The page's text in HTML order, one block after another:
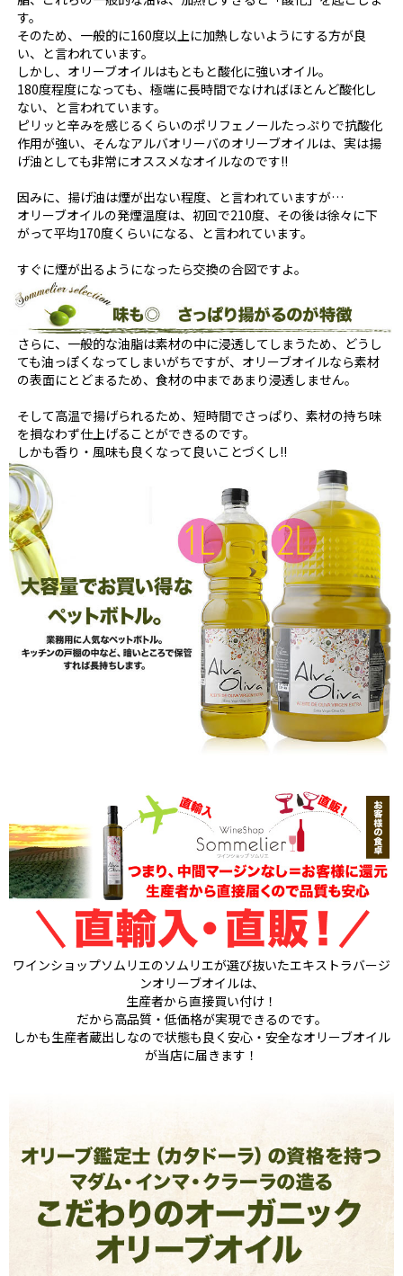
す。
そのため、一般的に160度以上に加熱しないようにする方が良
い、と言われています。
しかし、オリーブオイルはもともと酸化に強いオイル。
180度程度になっても、極端に長時間でなければほとんど酸化し
ない、と言われています。
ピリッと辛みを感じるくらいのポリフェノールたっぷりで抗酸化
作用が強い、そんなアルバオリーバのオリーブオイルは、実は揚
げ油としても非常にオススメなオイルなのです!!
因みに、揚げ油は煙が出ない程度、と言われていますが…
オリーブオイルの発煙温度は、初回で210度、その後は徐々に下
がって平均170度くらいになる、と言われています。
すぐに煙が出るようになったら交換の合図ですよ。
さらに、一般的な油脂は素材の中に浸透してしまうため、どうし
ても油っぽくなってしまいがちですが、オリーブオイルなら素材
の表面にとどまるため、食材の中まであまり浸透しません。
そして高温で揚げられるため、短時間でさっぱり、素材の持ち味
を損なわず仕上げることができるのです。
しかも香り・風味も良くなって良いことづくし!!
ワインショップソムリエのソムリエが選び抜いたエキストラバージ
ンオリーブオイルは、
生産者から直接買い付け！
だから高品質・低価格が実現できるのです。
しかも生産者蔵出しなので状態も良く安心・安全なオリーブオイル
が当店に届きます！